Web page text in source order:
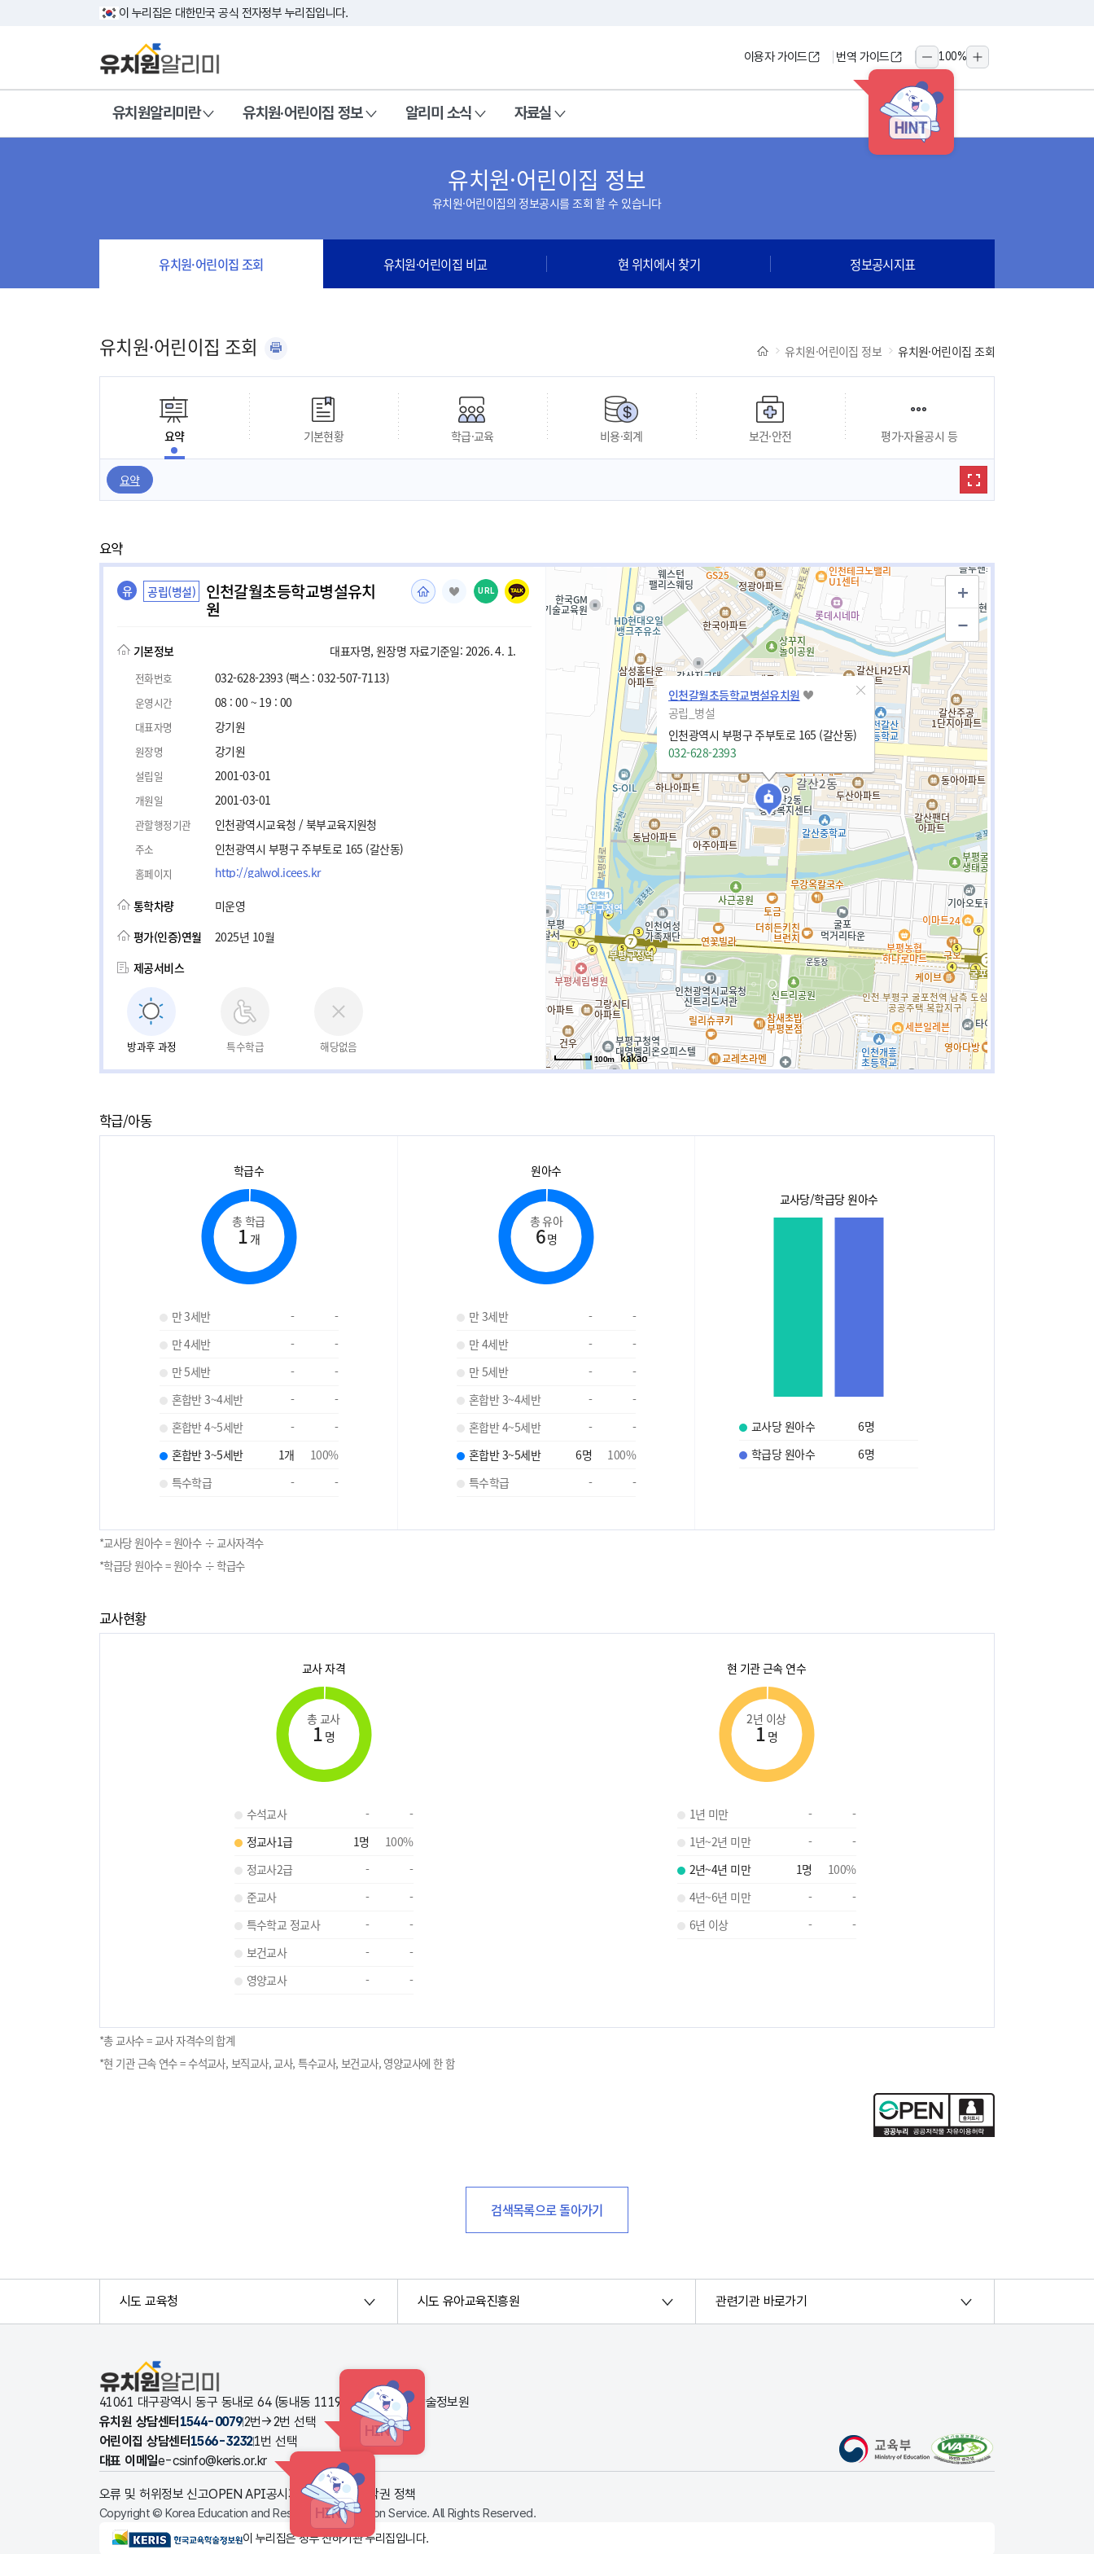
HINT
이 누리집은 대한민국 공식 전자정부 누리집입니다.
이용자 가이드 번역 가이드
축소
100%
확대
유치원알리미란 유치원·어린이집 정보 알리미 소식 자료실
유치원·어린이집 정보
유치원·어린이집의 정보공시를 조회 할 수 있습니다
유치원·어린이집 조회 유치원·어린이집 비교 현 위치에서 찾기 정보공시지표
유치원·어린이집 조회 유치원·어린이집 정보 유치원·어린이집 조회
요약 기본현황 학급·교육 비용·회계 보건·안전 평가·자율공시 등
요약
요약
유 공립(병설) 인천갈월초등학교병설유치
원
URL
기본정보 대표자명, 원장명 자료기준일: 2026. 4. 1.
전화번호 032-628-2393 (팩스 : 032-507-7113)
운영시간 08 : 00 ~ 19 : 00
대표자명 강기원
원장명 강기원
설립일 2001-03-01
개원일 2001-03-01
관할행정기관 인천광역시교육청 / 북부교육지원청
주소 인천광역시 부평구 주부토로 165 (갈산동)
홈페이지 http://galwol.icees.kr
통학차량
미운영
평가(인증)연월
2025년 10월
제공서비스
방과후 과정 특수학급 해당없음
인천갈월초등학교병설유치원
공립_병설
인천광역시 부평구 주부토로 165 (갈산동)
032-628-2393
100m
학급/아동
학급수
총 학급
1 개
만 3세반 -
-
만 4세반
-
-
만 5세반
-
-
혼합반 3~4세반
-
-
혼합반 4~5세반
-
-
혼합반 3~5세반
1개 100%
특수학급
- -
원아수
총 유아
6명
만 3세반 -
-
만 4세반
-
-
만 5세반
-
-
혼합반 3~4세반
-
-
혼합반 4~5세반
-
-
혼합반 3~5세반
6명 100%
특수학급
- -
교사당/학급당 원아수
교사당 원아수 6명
학급당 원아수
6명
*교사당 원아수 = 원아수 ÷ 교사자격수
*학급당 원아수 = 원아수 ÷ 학급수
교사현황
교사 자격
총 교사
1 명
수석교사 -
-
정교사1급
1명 100%
정교사2급
-
-
준교사
-
-
특수학교 정교사
-
-
보건교사
-
-
영양교사
- -
현 기관 근속 연수
2년 이상
1 명
1년 미만 -
-
1년~2년 미만
-
-
2년~4년 미만
1명 100%
4년~6년 미만
-
-
6년 이상
- -
*총 교사수 = 교사 자격수의 합계
*현 기관 근속 연수 = 수석교사, 보직교사, 교사, 특수교사, 보건교사, 영양교사에 한 함
검색목록으로 돌아가기
시도 교육청 시도 유아교육진흥원 관련기관 바로가기
유치원알리미
41061 대구광역시 동구 동내로 64 (동내동 1119번지) 한국교육학술정보원
유치원 상담센터 1544-00792번→2번 선택
HINT
어린이집 상담센터 1566-32321번 선택
대표 이메일e-csinfo@keris.or.kr
HINT
오류 및 허위정보 신고OPEN API공시자료 다운로드저작권 정책
Copyright © Korea Education and Research Information Service. All Rights Reserved.
KERIS한국교육학술정보원이 누리집은 정부 산하기관 누리집입니다.